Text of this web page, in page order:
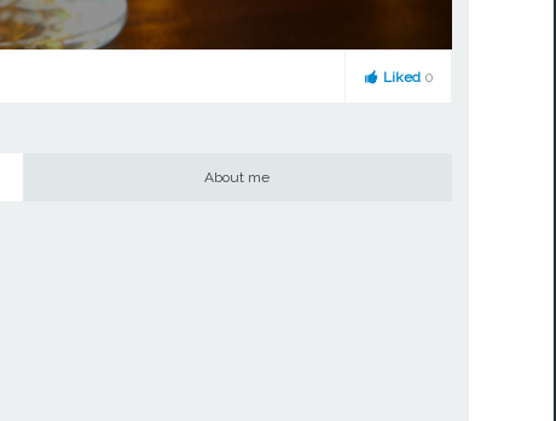
Liked 0
About me